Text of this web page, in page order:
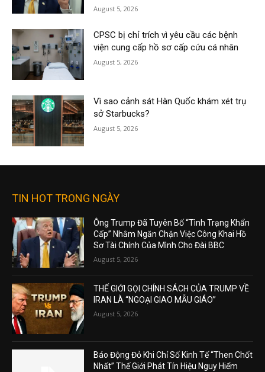
August 5, 2026
CPSC bị chỉ trích vì yêu cầu các bệnh
viện cung cấp hồ sơ cấp cứu cá nhân
August 5, 2026
Vì sao cảnh sát Hàn Quốc khám xét trụ
sở Starbucks?
August 5, 2026
TIN HOT TRONG NGÀY
Ông Trump Đã Tuyên Bố “Tình Trạng Khẩn
Cấp” Nhằm Ngăn Chặn Việc Công Khai Hồ
Sơ Tài Chính Của Mình Cho Đài BBC
August 5, 2026
THẾ GIỚI GỌI CHÍNH SÁCH CỦA TRUMP VỀ
IRAN LÀ “NGOẠI GIAO MẪU GIÁO”
August 5, 2026
Báo Động Đỏ Khi Chỉ Số Kinh Tế “Then Chốt
Nhất” Thế Giới Phát Tín Hiệu Nguy Hiểm